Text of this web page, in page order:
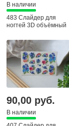
В наличии
483 Слайдер для
ногтей 3D объёмный
90,00 руб.
В наличии